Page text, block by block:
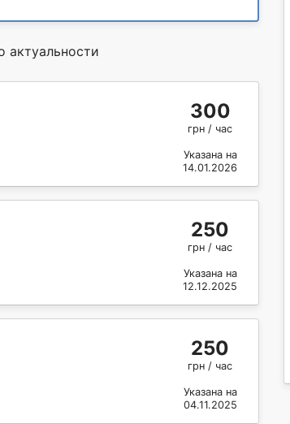
актуальности
300
грн / час
Указана на
14.01.2026
250
грн / час
Указана на
12.12.2025
250
грн / час
Указана на
04.11.2025